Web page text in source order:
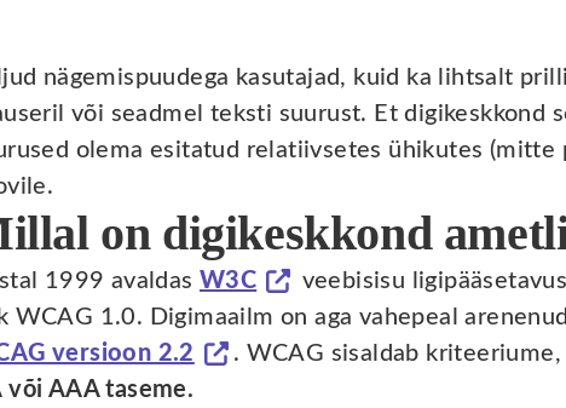
nägemispuudega kasutajad, kuid ka lihtsalt
või seadmel teksti suurust. Et digikeskkond
olema esitatud relatiivsetes ühikutes (mitte
on digikeskkond
1999 avaldas W3C veebisisu
WCAG 1.0. Digimaailm on aga vahepeal
versioon 2.2
. WCAG sisaldab
või AAA taseme.